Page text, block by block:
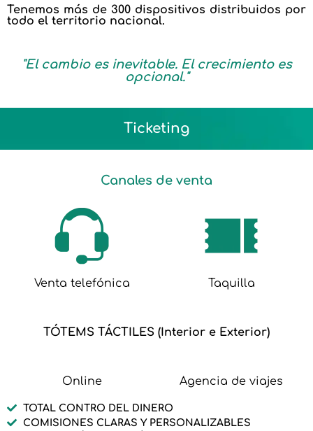
Tenemos más de 300 dispositivos distribuidos por
todo el territorio nacional.
"El cambio es inevitable. El crecimiento es
opcional."
Ticketing
Canales de venta
Venta telefónica Taquilla
TÓTEMS TÁCTILES (Interior e Exterior)
Online Agencia de viajes
TOTAL CONTRO DEL DINERO
COMISIONES CLARAS Y PERSONALIZABLES